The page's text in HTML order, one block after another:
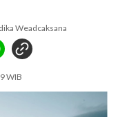
Weadcaksana
WIB